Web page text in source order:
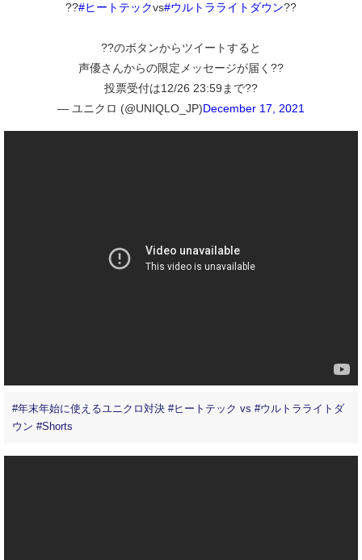
??#ヒートテックvs#ウルトラライトダウン??
??のボタンからツイートすると
声優さんからの限定メッセージが届く??
投票受付は12/26 23:59まで??
— ユニクロ (@UNIQLO_JP)December 17, 2021
#年末年始に使えるユニクロ対決 #ヒートテック vs #ウルトラライトダ
ウン #Shorts